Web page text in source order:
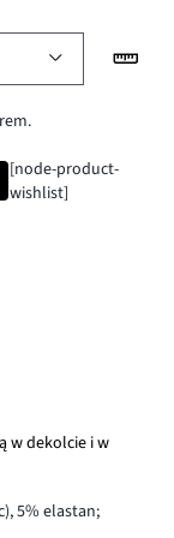
[node-product-
wishlist]
w dekolcie i w
5% elastan;